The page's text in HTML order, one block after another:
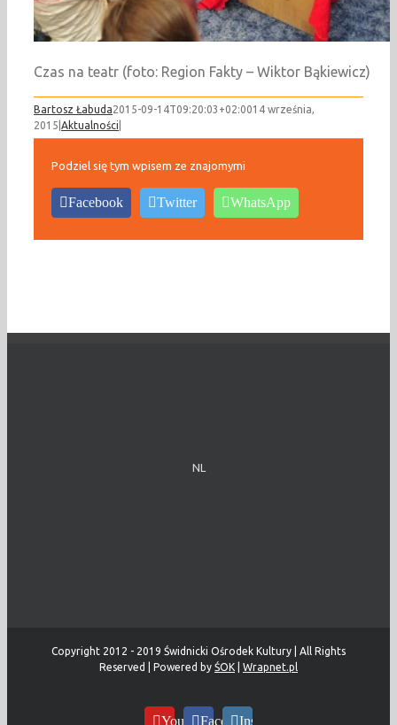
Czas na teatr (foto: Region Fakty – Wiktor Bąkiewicz)
Bartosz Łabuda2015-09-14T09:20:03+02:0014 września,
2015 Aktualności
Podziel się tym wpisem ze znajomymi
Facebook Twitter WhatsApp
NL
Copyright 2012 - 2019 Świdnicki Ośrodek Kultury | All Rights
Reserved | Powered by ŚOK Wrapnet.pl
YouTubeFacebookInstagram